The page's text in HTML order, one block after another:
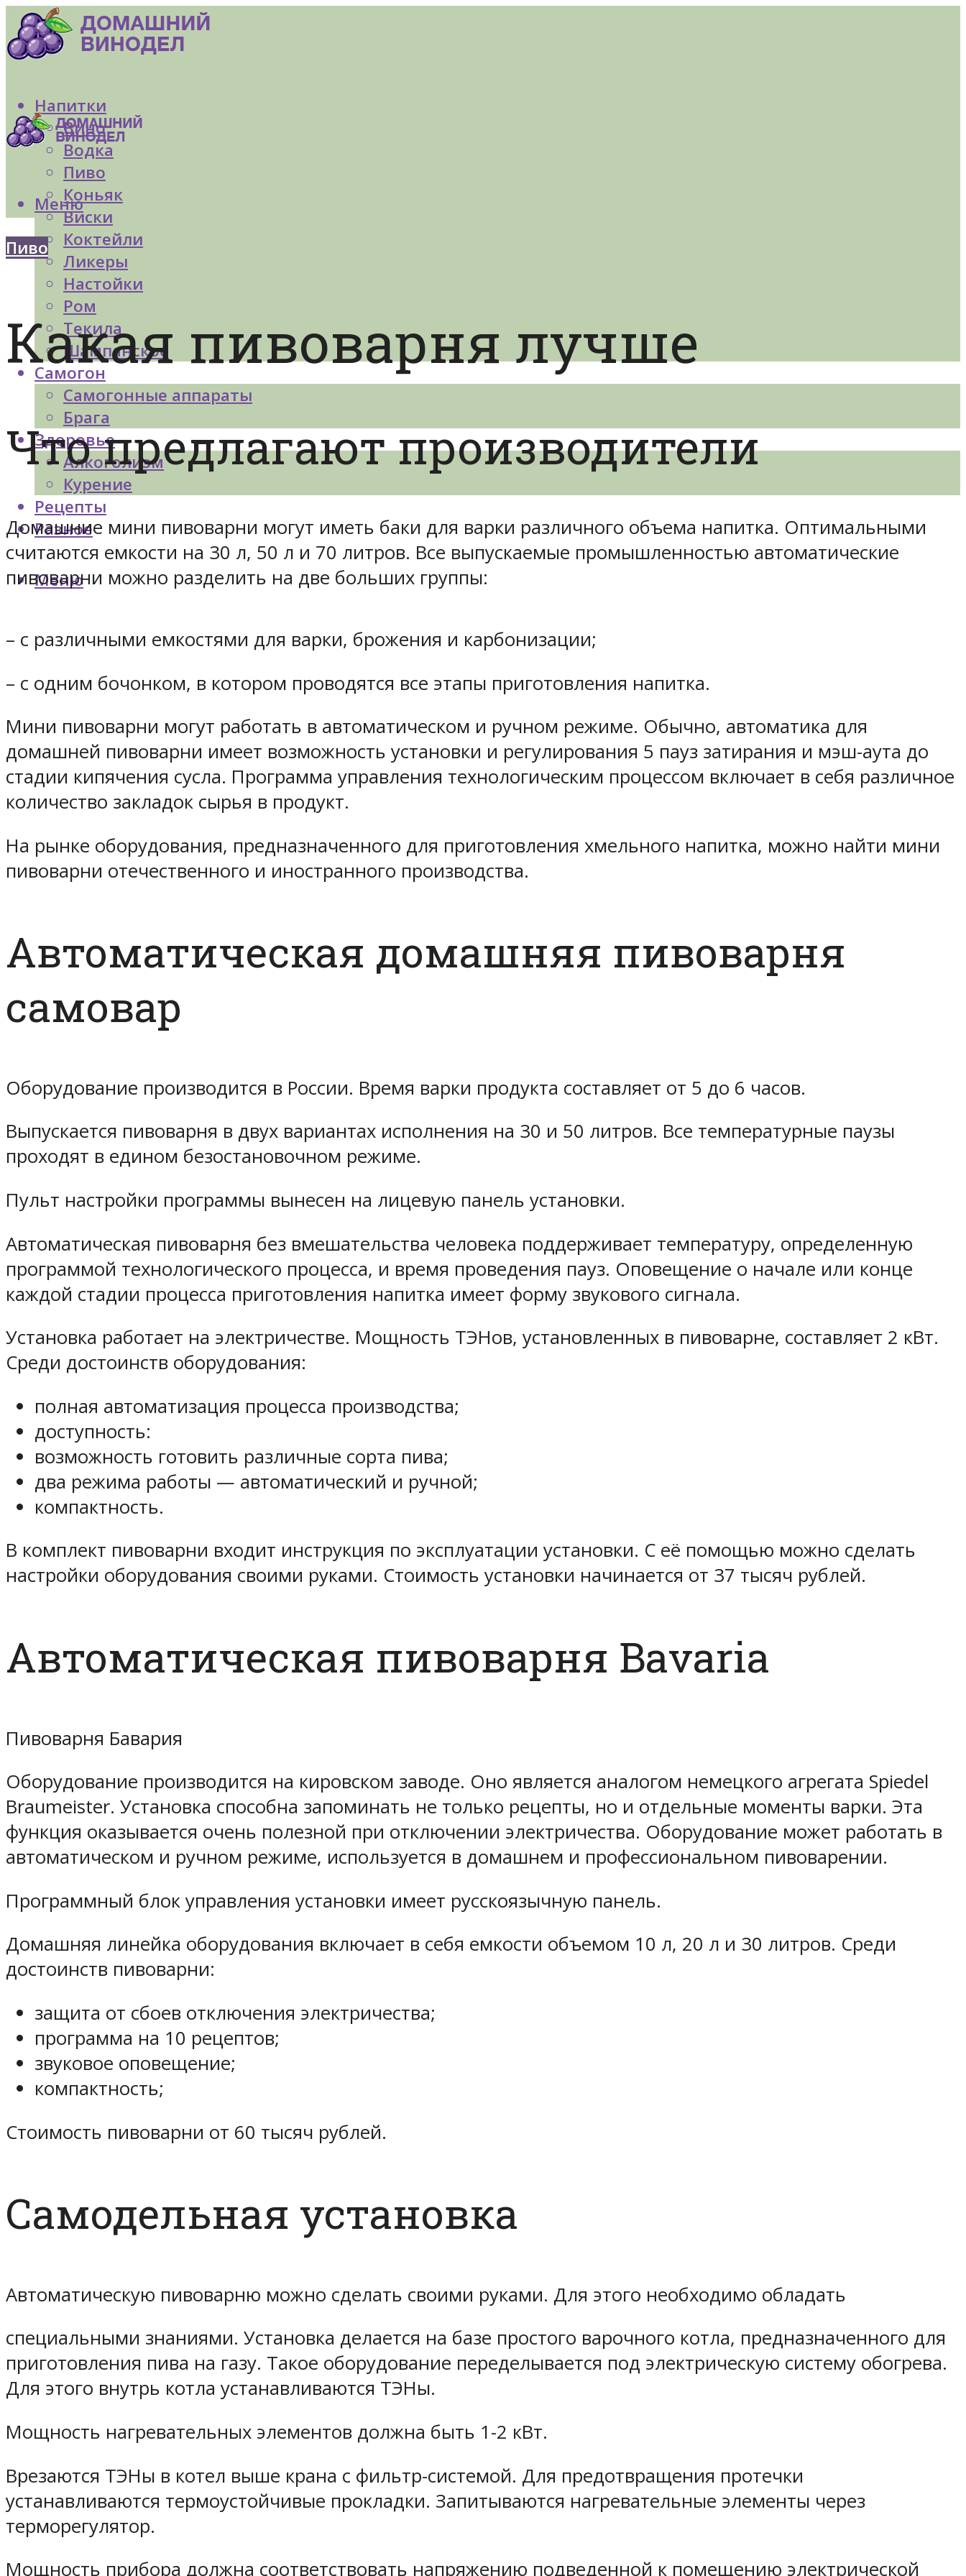
Напитки
Вино
Водка
Пиво
Коньяк
Виски
Коктейли
Ликеры
Настойки
Ром
Текила
Шампанское
Самогон
Самогонные аппараты
Брага
Здоровье
Алкоголизм
Курение
Рецепты
Разное
Меню
Меню
Пиво
Какая пивоварня лучше
Что предлагают производители
Домашние мини пивоварни могут иметь баки для варки различного объема напитка. Оптимальными
считаются емкости на 30 л, 50 л и 70 литров. Все выпускаемые промышленностью автоматические
пивоварни можно разделить на две больших группы:
– с различными емкостями для варки, брожения и карбонизации;
– с одним бочонком, в котором проводятся все этапы приготовления напитка.
Мини пивоварни могут работать в автоматическом и ручном режиме. Обычно, автоматика для
домашней пивоварни имеет возможность установки и регулирования 5 пауз затирания и мэш-аута до
стадии кипячения сусла. Программа управления технологическим процессом включает в себя различное
количество закладок сырья в продукт.
На рынке оборудования, предназначенного для приготовления хмельного напитка, можно найти мини
пивоварни отечественного и иностранного производства.
Автоматическая домашняя пивоварня
самовар
Оборудование производится в России. Время варки продукта составляет от 5 до 6 часов.
Выпускается пивоварня в двух вариантах исполнения на 30 и 50 литров. Все температурные паузы
проходят в едином безостановочном режиме.
Пульт настройки программы вынесен на лицевую панель установки.
Автоматическая пивоварня без вмешательства человека поддерживает температуру, определенную
программой технологического процесса, и время проведения пауз. Оповещение о начале или конце
каждой стадии процесса приготовления напитка имеет форму звукового сигнала.
Установка работает на электричестве. Мощность ТЭНов, установленных в пивоварне, составляет 2 кВт.
Среди достоинств оборудования:
полная автоматизация процесса производства;
доступность:
возможность готовить различные сорта пива;
два режима работы — автоматический и ручной;
компактность.
В комплект пивоварни входит инструкция по эксплуатации установки. С её помощью можно сделать
настройки оборудования своими руками. Стоимость установки начинается от 37 тысяч рублей.
Автоматическая пивоварня Bavaria
Пивоварня Бавария
Оборудование производится на кировском заводе. Оно является аналогом немецкого агрегата Spiedel
Braumeister. Установка способна запоминать не только рецепты, но и отдельные моменты варки. Эта
функция оказывается очень полезной при отключении электричества. Оборудование может работать в
автоматическом и ручном режиме, используется в домашнем и профессиональном пивоварении.
Программный блок управления установки имеет русскоязычную панель.
Домашняя линейка оборудования включает в себя емкости объемом 10 л, 20 л и 30 литров. Среди
достоинств пивоварни:
защита от сбоев отключения электричества;
программа на 10 рецептов;
звуковое оповещение;
компактность;
Стоимость пивоварни от 60 тысяч рублей.
Самодельная установка
Автоматическую пивоварню можно сделать своими руками. Для этого необходимо обладать
специальными знаниями. Установка делается на базе простого варочного котла, предназначенного для
приготовления пива на газу. Такое оборудование переделывается под электрическую систему обогрева.
Для этого внутрь котла устанавливаются ТЭНы.
Мощность нагревательных элементов должна быть 1-2 кВт.
Врезаются ТЭНы в котел выше крана с фильтр-системой. Для предотвращения протечки
устанавливаются термоустойчивые прокладки. Запитываются нагревательные элементы через
терморегулятор.
Мощность прибора должна соответствовать напряжению подведенной к помещению электрической